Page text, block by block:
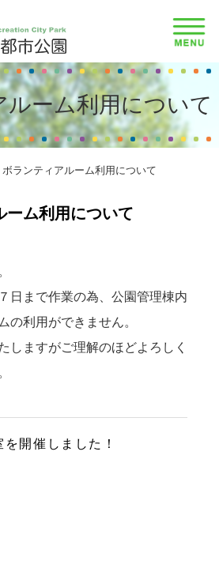
ーム利用について
ボランティアルーム利用について
ーム利用について
日まで作業の為、公園管理棟内
の利用ができません。
しますがご理解のほどよろしく
開催しました！